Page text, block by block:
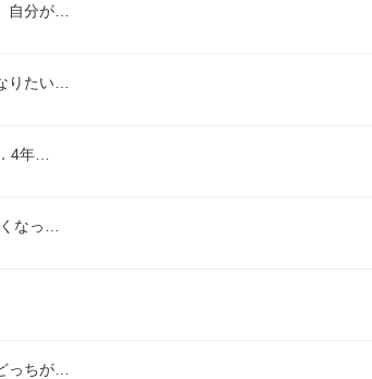
自分が…
りたい…
4年…
なっ…
っちが…